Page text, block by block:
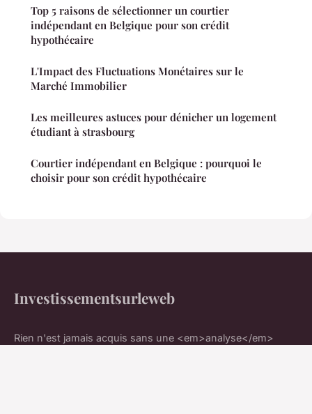
Top 5 raisons de sélectionner un courtier
indépendant en Belgique pour son crédit
hypothécaire
L'Impact des Fluctuations Monétaires sur le
Marché Immobilier
Les meilleures astuces pour dénicher un logement
étudiant à strasbourg
Courtier indépendant en Belgique : pourquoi le
choisir pour son crédit hypothécaire
Investissementsurleweb
Rien n'est jamais acquis sans une <em>analyse</em>